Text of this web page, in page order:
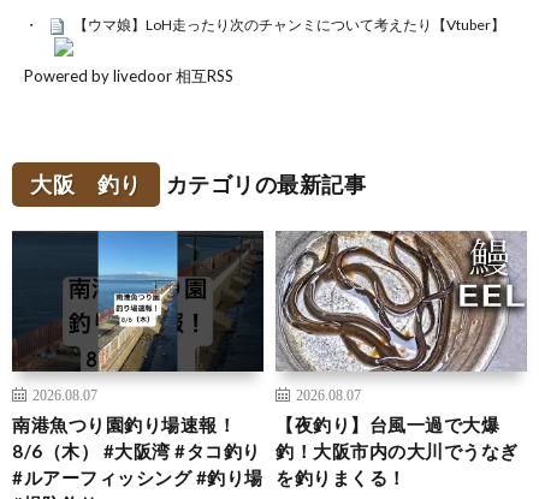
【ウマ娘】LoH走ったり次のチャンミについて考えたり【Vtuber】
Powered by livedoor 相互RSS
大阪 釣り カテゴリの最新記事
2026.08.07
南港魚つり園釣り場速報！
8/6（木） #大阪湾 #タコ釣り
#ルアーフィッシング #釣り場
2026.08.07
【夜釣り】台風一過で大爆
釣！大阪市内の大川でうなぎ
を釣りまくる！